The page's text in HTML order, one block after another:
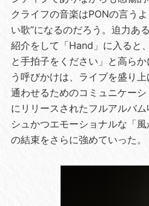
クライフの音楽はPONの言う
い歌”になるのだろう。迫力あ
紹介をして「Hand」に入ると
と手拍子をください」と高ら
う呼びかけは、ライブを盛り
通わせるためのコミュニケー
にリリースされたフルアルバ
シュかつエモーショナルな「
の結束をさらに強めていった。